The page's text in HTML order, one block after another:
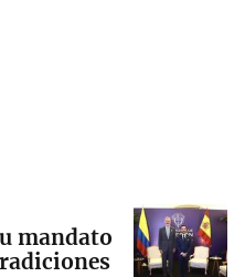
mandato